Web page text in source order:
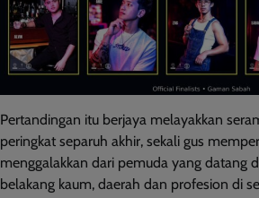
Pertandingan itu berjaya melayakkan
peringkat separuh akhir, sekali gus
menggalakkan dari pemuda yang datang
belakang kaum, daerah dan profesion di